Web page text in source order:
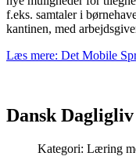
f.eks. samtaler i
kantinen, med
Læs mere: Det Mobile
Dansk
Kategori: Læring